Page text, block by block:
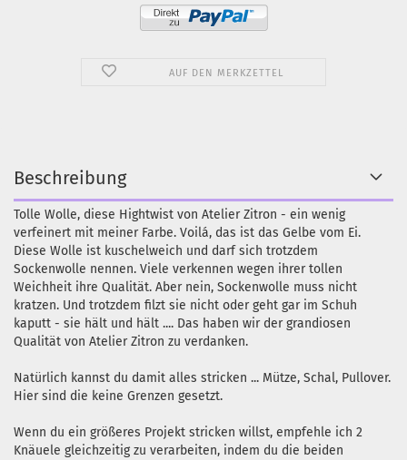
AUF DEN MERKZETTEL
Beschreibung
Tolle Wolle, diese Hightwist von Atelier Zitron - ein wenig
verfeinert mit meiner Farbe. Voilá, das ist das Gelbe vom Ei.
Diese Wolle ist kuschelweich und darf sich trotzdem
Sockenwolle nennen. Viele verkennen wegen ihrer tollen
Weichheit ihre Qualität. Aber nein, Sockenwolle muss nicht
kratzen. Und trotzdem filzt sie nicht oder geht gar im Schuh
kaputt - sie hält und hält .... Das haben wir der grandiosen
Qualität von Atelier Zitron zu verdanken.
Natürlich kannst du damit alles stricken ... Mütze, Schal, Pullover.
Hier sind die keine Grenzen gesetzt.
Wenn du ein größeres Projekt stricken willst, empfehle ich 2
Knäuele gleichzeitig zu verarbeiten, indem du die beiden